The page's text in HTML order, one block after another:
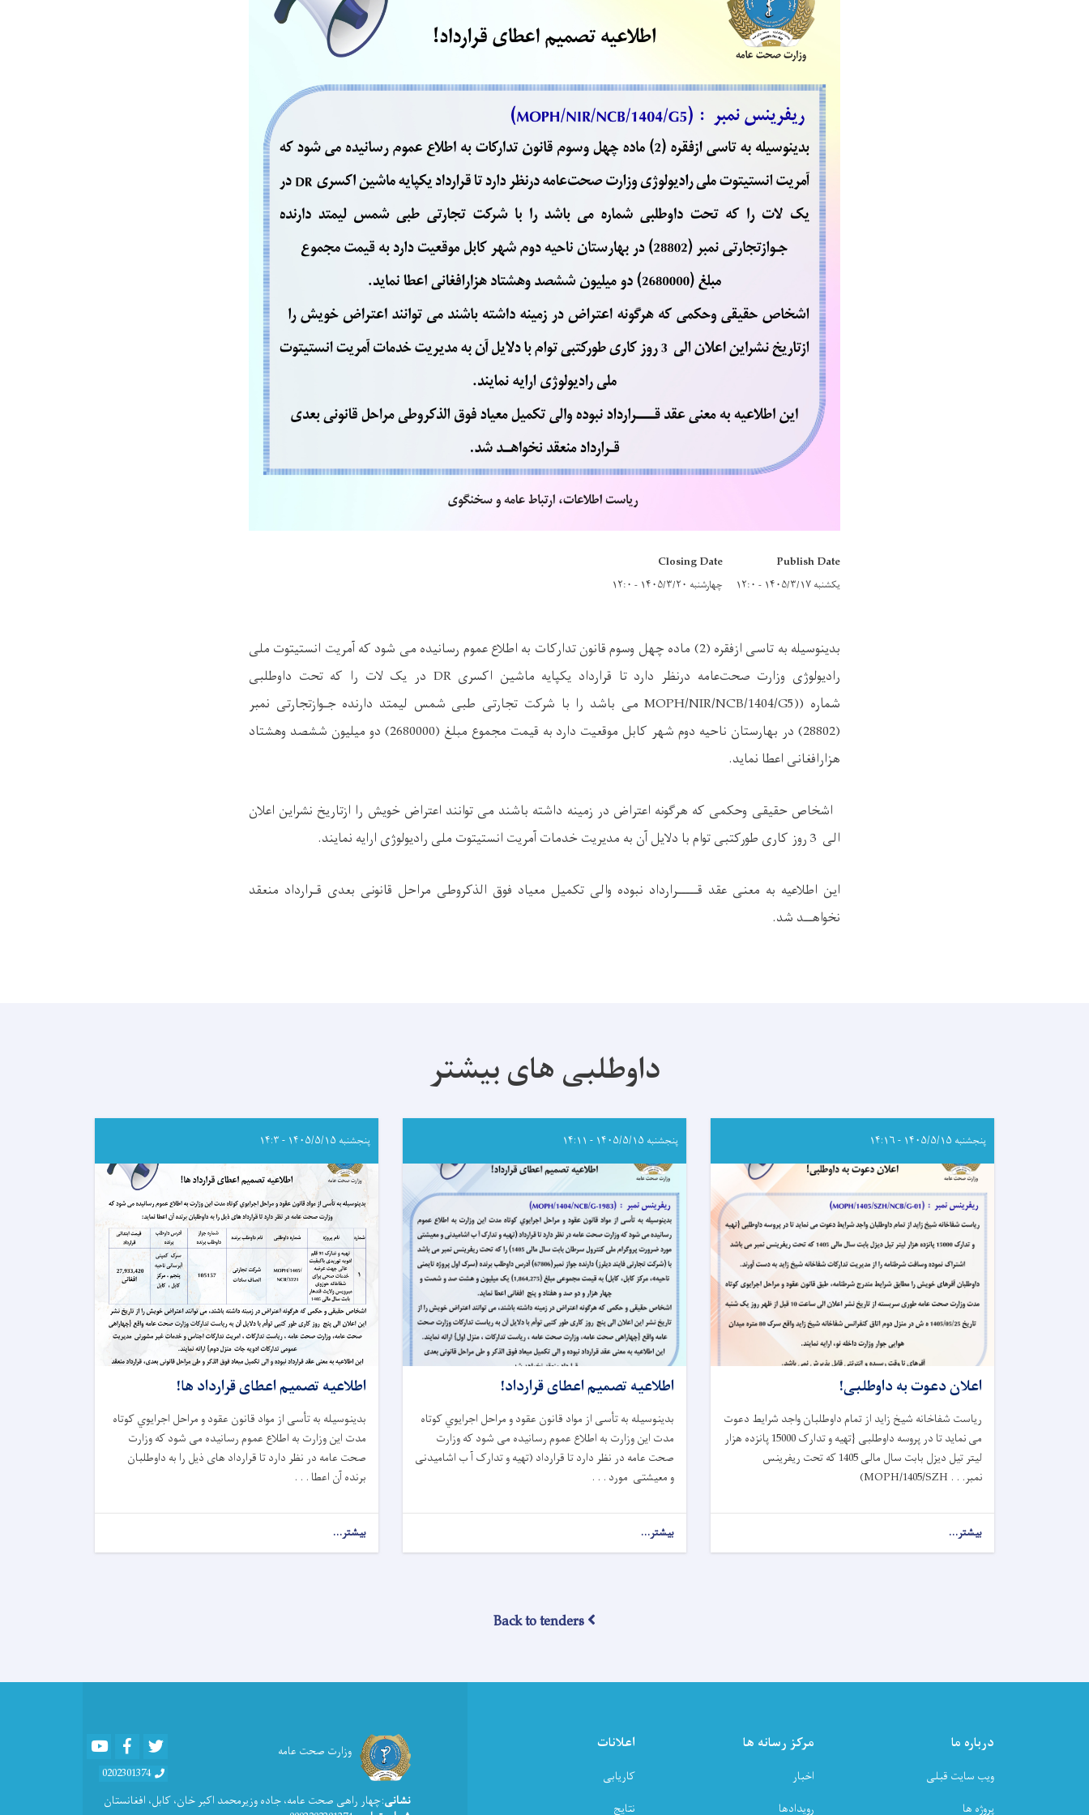
Publish Date
یکشنبه ۱۴۰۵/۳/۱۷ - ۱۲:۰
Closing Date
چهارشنبه ۱۴۰۵/۳/۲۰ - ۱۲:۰
بدینوسیله به تاسی ازفقره (2) ماده چهل وسوم قانون تدارکات به اطلاع عموم رسانیده می شود که آمریت انستیتوت ملی
رادیولوژی وزارت صحت‌عامه درنظر دارد تا قرارداد یکپایه ماشین اکسری DR در یک لات را که تحت داوطلبی
شماره MOPH/NIR/NCB/1404/G5)) می باشد را با شرکت تجارتی طبی شمس لیمتد دارنده جـوازتجارتی نمبر
(28802) در بهارستان ناحیه دوم شهر کابل موقعیت دارد به قیمت مجموع مبلغ (2680000) دو میلیون ششصد وهشتاد
هزارافغانی اعطا نماید.
اشخاص حقیقی وحکمی که هرگونه اعتراض در زمینه داشته باشند می توانند اعتراض خویش را ازتاریخ نشراین اعلان
الی 3 روز کاری طورکتبی توام با دلایل آن به مدیریت خدمات آمریت انستیتوت ملی رادیولوژی ارایه نمایند
.
این اطلاعیه به معنی عقد قـــــرارداد نبوده والی تکمیل معیاد فوق الذکروطی مراحل قانونی بعدی قـرارداد منعقد
نخواهــد شد.
داوطلبی های بیشتر
پنجشنبه ۱۴۰۵/۵/۱۵ - ۱۴:۱۶
اعلان دعوت به داوطلبی!
ریاست شفاخانه شیخ زاید از تمام داوطلبان واجد شرایط دعوت
می نماید تا در پروسه داوطلبی {تهیه و تدارک 15000 پانزده هزار
لیتر تیل دیزل بابت سال مالی 1405 که تحت ریفرینس
نمبر(MOPH/1405/SZH . . .
بیشتر...
اعلان
پنجشنبه ۱۴۰۵/۵/۱۵ - ۱۴:۱۱
اطلاعیه تصمیم اعطای قرارداد!
بدینوسیله به تأسی از مواد قانون عقود و مراحل اجرایوي کوتاه‌
مدت این وزارت به اطلاع عموم رسانیده می شود که وزارت
صحت عامه در نظر دارد تا قرارداد (تهیه و تدارک آ ب اشامیدنی
و معیشتی مورد . . .
بیشتر...
اطلاعیه
پنجشنبه ۱۴۰۵/۵/۱۵ - ۱۴:۳
اطلاعیه تصمیم اعطای قرارداد ها!
بدینوسیله به تأسی از مواد قانون عقود ومراحل اجرایويکوتاه‌
مدت این وزارت به اطلاع عموم رسانیده می شود که وزارت
صحت عامه در نظر دارد تا قرارداد های ذیل را به داوطلبان
برنده آن اعطا . . .
بیشتر...
اطلاعیه
Back to tenders
درباره ما
ویب سایت قبلی
پروژه ها
مرکز رسانه ها
اخبار
رویدادها
اعلانات
کاریابی
نتایج
وزارت صحت عامه Youtube Facebook
0202301374
نشانی:چهار راهی صحت عامه، جاده وزیرمحمد اکبر خان، کابل، افغانستان